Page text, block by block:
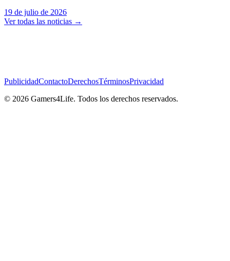
19 de julio de 2026
Ver todas las noticias →
PublicidadContactoDerechosTérminosPrivacidad
© 2026 Gamers4Life. Todos los derechos reservados.